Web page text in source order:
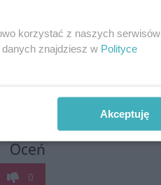
Oceń
0
korzystać z naszych serwisów
znajdziesz w Polityce
Akceptuję